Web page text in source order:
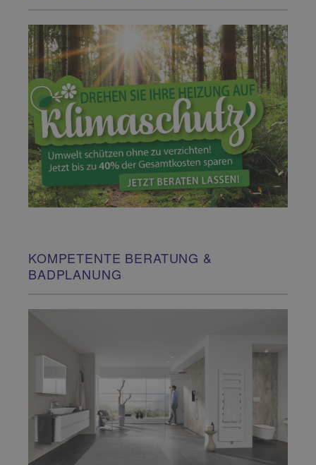
KOMPETENTE BERATUNG &
BADPLANUNG